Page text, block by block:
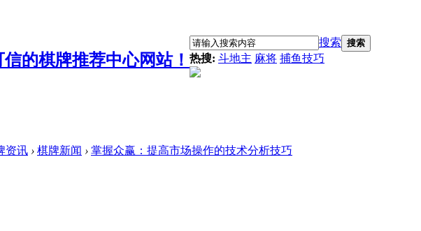
搜索 搜索
热搜: 斗地主 麻将 捕鱼技巧
资讯 › 棋牌新闻 › 掌握众赢：提高市场操作的技术分析技巧